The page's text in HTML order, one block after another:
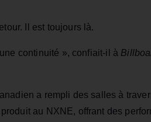
Il est toujours là.
continuité », confiait-il à
a rempli des salles à
au NXNE, offrant des